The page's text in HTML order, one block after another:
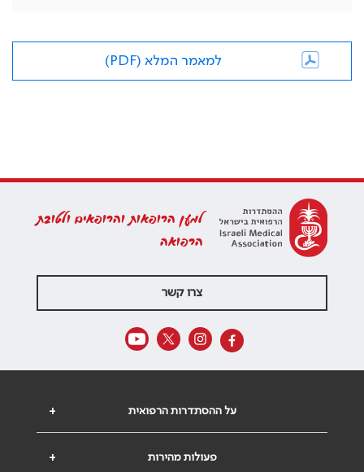
למאמר המלא (PDF)
למען הרופאות והרופאים ולטובת
הרפואה
צרו קשר
+ על ההסתדרות הרפואית
+ פעולות מהירות